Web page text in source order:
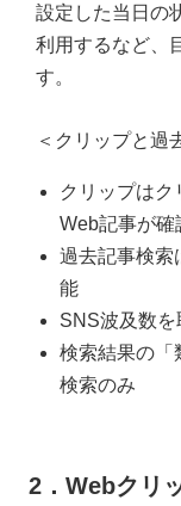
設定した当日の
利用するなど、
す。
＜クリップと過
クリップはク
Web記事が確
過去記事検索
能
SNS波及数
検索結果の「
検索のみ
2．Webクリ